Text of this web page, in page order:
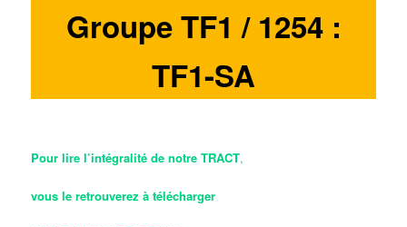
Groupe TF1 / 1254 :
TF1-SA
Pour lire l’intégralité de notre TRACT,
vous le retrouverez à télécharger